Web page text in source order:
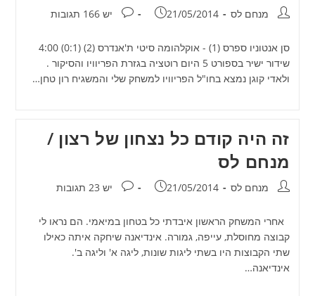
מחבר:מנחם לס פורסם:
21/05/2014 תגובות:
יש 166 תגובות
סן אנטוניו ספרס (1) - אוקלהומה סיטי ת'אנדרס (2) (0:1) 4:00
שידור ישיר בספורט 5 היום רוטציה בגזרת הפריוויו והסיקור .
ולאדי קוגן נמצא בחו"ל הפריוויו למשחק שלי והמשגיח רון טחן…
זה היה קודם כל נצחון של רצון /
מנחם לס
מחבר:מנחם לס פורסם:
21/05/2014 תגובות:
יש 23 תגובות
אחרי המשחק הראשון איבדתי כל בטחון במיאמי. הם נראו לי
קבוצה מחוסלת, עייפה, גמורה. אינדיאנה שיחקה איתה כאילו
שתי הקבוצות היו בשתי ליגות שונות, ליגה א' וליגה ב'.
אינדיאנה…